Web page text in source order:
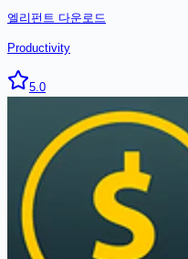
엘리펀트 다운로드
Productivity
5.0